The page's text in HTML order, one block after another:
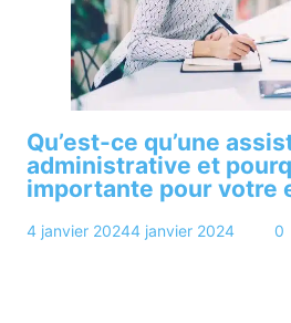
Qu’est-ce qu’une
administrative et
importante pour votre
4 janvier 20244 janvier 2024
0